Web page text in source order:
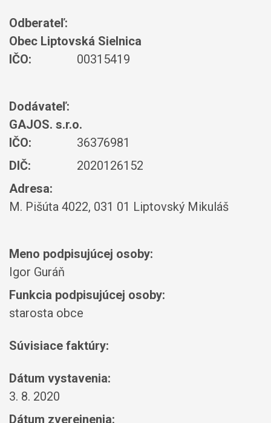
Odberateľ:
Obec Liptovská Sielnica
IČO:
00315419
Dodávateľ:
GAJOS. s.r.o.
IČO:
36376981
DIČ:
2020126152
Adresa:
M. Pišúta 4022, 031 01 Liptovský Mikuláš
Meno podpisujúcej osoby:
Igor Guráň
Funkcia podpisujúcej osoby:
starosta obce
Súvisiace faktúry:
Dátum vystavenia:
3. 8. 2020
Dátum zverejnenia: